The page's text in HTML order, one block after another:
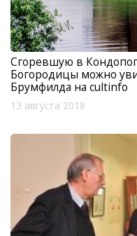
Сгоревшую в
Богородицы можно
Брумфилда на cultinfo
13 августа 2018